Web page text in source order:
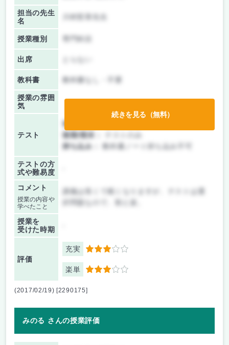
担当の先生
名
授業種別
出席
教科書 教科書なし・不要
授業の雰囲
気
テスト
前期/中間：
後期/期末：
持ち込み：
教科書ノート持ち込み不可
テストの方
式や難易度
コメント
授業の内容や
学べたこと
講義は長くて眠くなりますが、テストは選
授業を
受けた時期
評価
充実 3
楽単 3
続きを見る（無料）
(2017/02/19) [2290175]
みのる さんの授業評価